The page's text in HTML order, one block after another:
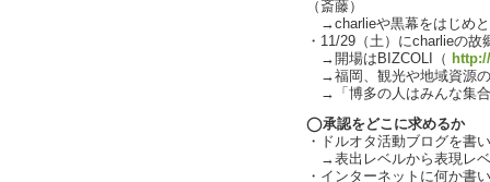
（斎藤）
→charlieや黒幕をはじめと
・11/29（土）にcharlieの
→開場はBIZCOLI（
→福岡、観光や地域資源
→「博多の人はみんな集
◯承認をどこに求めるか
・ドルオタ活動ブログを書
→表出レベルから表現レ
・インターネットに何か書